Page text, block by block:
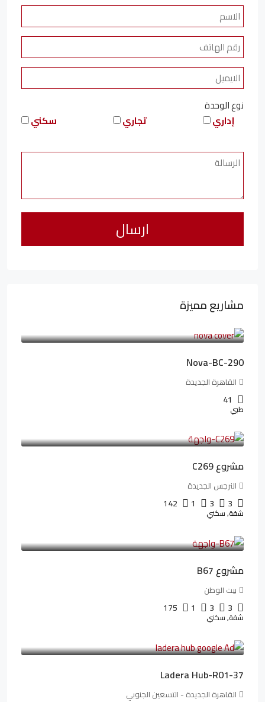
نوع الوحدة
سكني
تجاري إداري
مشاريع مميزة
Nova-BC-290
القاهرة الجديدة
41
طبي
مشروع C269
النرجس الجديدة
3
3
1
142
شقة, سكني
مشروع B67
بيت الوطن
3
3
1
175
شقة, سكني
Ladera Hub-R01-37
القاهرة الجديدة - التسعين الجنوبي